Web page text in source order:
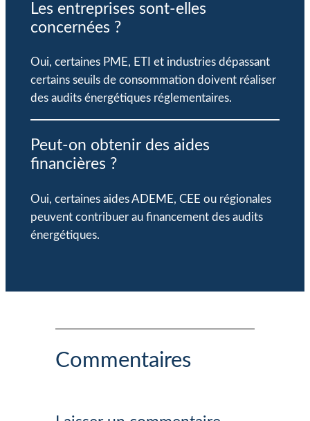
Les entreprises sont-elles
concernées ?
Oui, certaines PME, ETI et industries dépassant
certains seuils de consommation doivent réaliser
des audits énergétiques réglementaires.
Peut-on obtenir des aides
financières ?
Oui, certaines aides ADEME, CEE ou régionales
peuvent contribuer au financement des audits
énergétiques.
Commentaires